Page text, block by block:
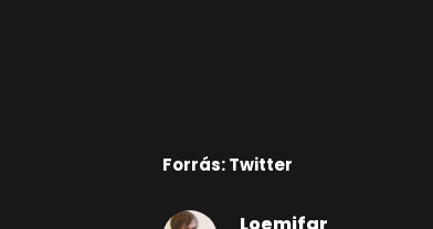
Forrás: Twitter
Loemifar